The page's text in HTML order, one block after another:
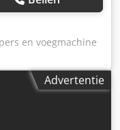
x 1500 mm
400
Luchtdruk (droge
kg
en voegmachine
voegmachine
02/1981 - Serienr.
Buchbreite /
- 100mm
150 uur/uur
Advertentie